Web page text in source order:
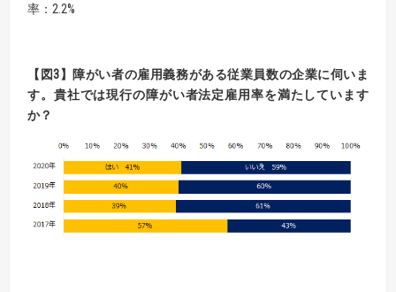
率：2.2%
【図3】障がい者の雇用義務がある従業員数の企業に伺いま
す。貴社では現行の障がい者法定雇用率を満たしています
か？